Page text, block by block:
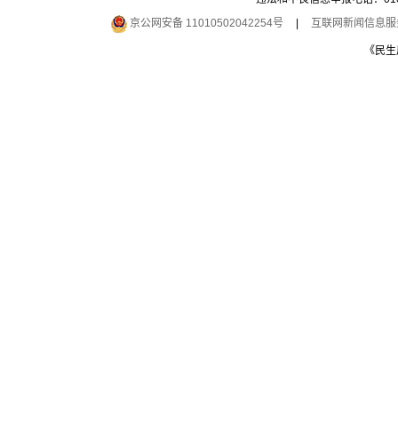
京公网安备 11010502042254号
互联网新闻信息
《民